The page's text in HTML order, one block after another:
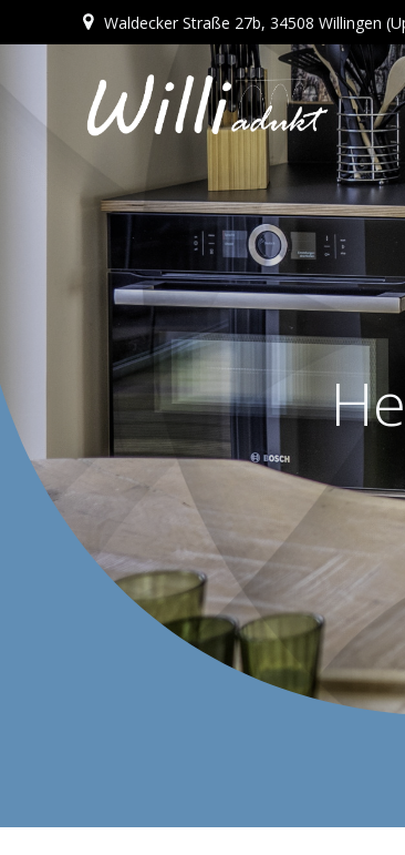
Waldecker Straße 27b, 34508 Willingen